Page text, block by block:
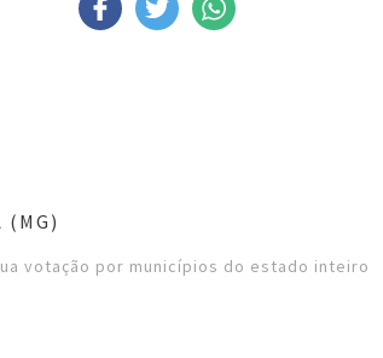
(MG)
votação por municípios do estado inteiro